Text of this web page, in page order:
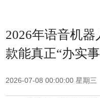
2026年语音机
款能真正“办实
2026-07-08 00:00:00 星期